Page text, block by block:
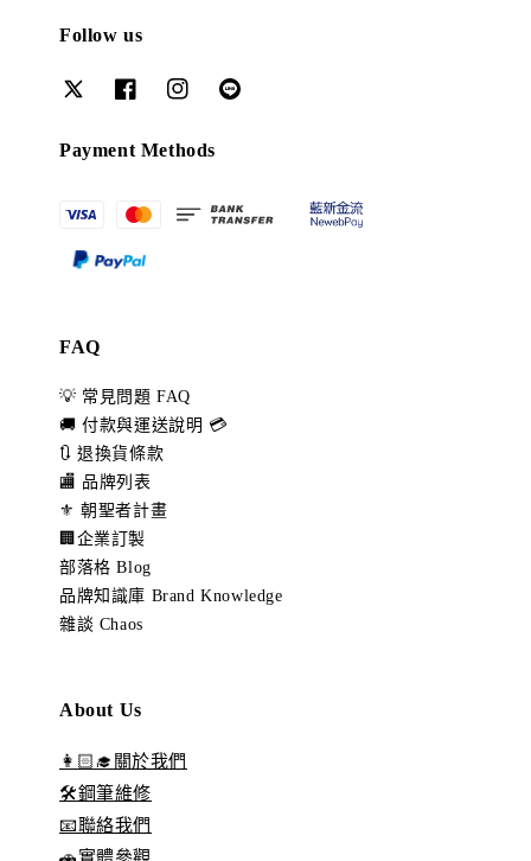
Follow us
Payment Methods
FAQ
💡 常見問題 FAQ
🚚 付款與運送說明 💳
🔃 退換貨條款
🏬 品牌列表
⚜️ 朝聖者計畫
🏢企業訂製
部落格 Blog
品牌知識庫 Brand Knowledge
雜談 Chaos
About Us
👩🏻‍🎓關於我們
🛠️鋼筆維修
📧聯絡我們